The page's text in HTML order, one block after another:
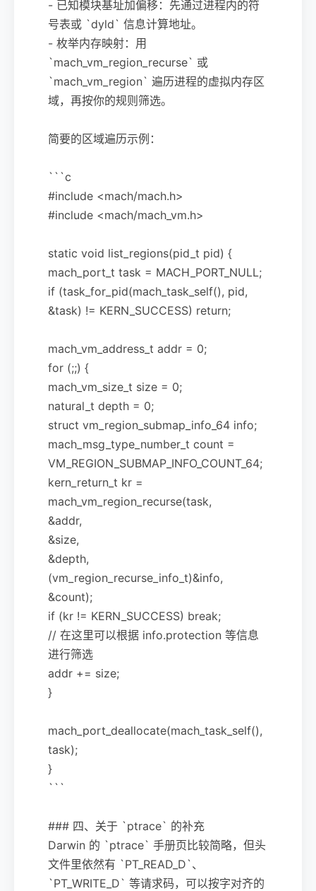
- 已知模块基址加偏移：先通过进程内的符
号表或 `dyld` 信息计算地址。
- 枚举内存映射：用
`mach_vm_region_recurse` 或
`mach_vm_region` 遍历进程的虚拟内存区
域，再按你的规则筛选。
简要的区域遍历示例：
```c
#include <mach/mach.h>
#include <mach/mach_vm.h>
static void list_regions(pid_t pid) {
mach_port_t task = MACH_PORT_NULL;
if (task_for_pid(mach_task_self(), pid,
&task) != KERN_SUCCESS) return;
mach_vm_address_t addr = 0;
for (;;) {
mach_vm_size_t size = 0;
natural_t depth = 0;
struct vm_region_submap_info_64 info;
mach_msg_type_number_t count =
VM_REGION_SUBMAP_INFO_COUNT_64;
kern_return_t kr =
mach_vm_region_recurse(task,
&addr,
&size,
&depth,
(vm_region_recurse_info_t)&info,
&count);
if (kr != KERN_SUCCESS) break;
// 在这里可以根据 info.protection 等信息
进行筛选
addr += size;
}
mach_port_deallocate(mach_task_self(),
task);
}
```
### 四、关于 `ptrace` 的补充
Darwin 的 `ptrace` 手册页比较简略，但头
文件里依然有 `PT_READ_D`、
`PT_WRITE_D` 等请求码，可以按字对齐的